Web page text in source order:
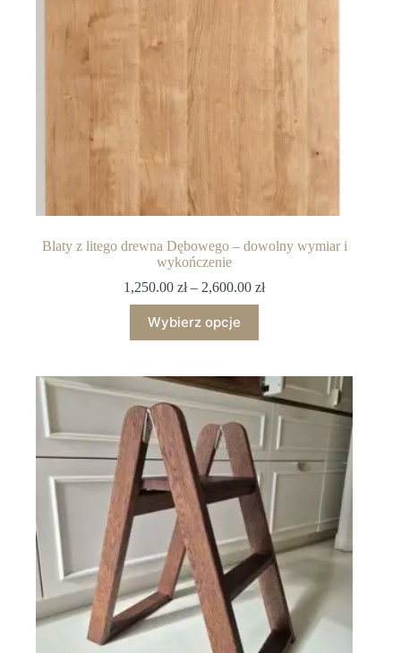
Blaty z litego drewna Dębowego – dowolny wymiar i
wykończenie
1,250.00zł – 2,600.00zł
Wybierz opcje